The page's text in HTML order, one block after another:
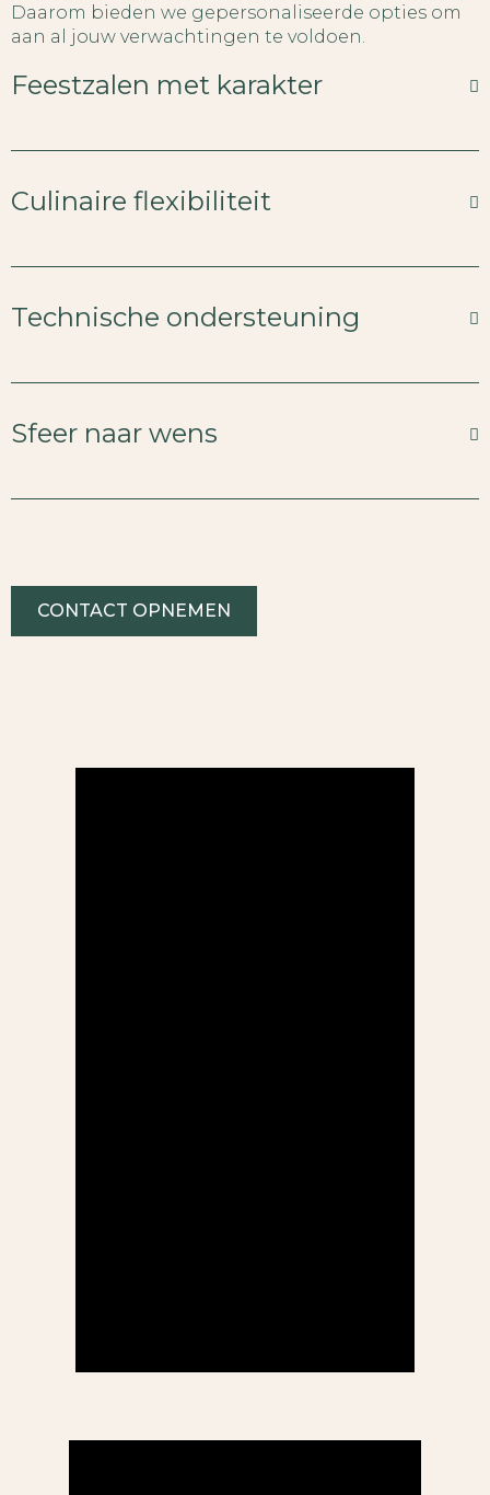
Daarom bieden we gepersonaliseerde opties om
aan al jouw verwachtingen te voldoen.
Feestzalen met karakter
Culinaire flexibiliteit
Technische ondersteuning
Sfeer naar wens
CONTACT OPNEMEN